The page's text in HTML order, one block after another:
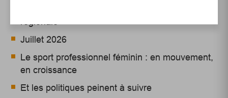
Juillet 2026
Le sport professionnel féminin : en mouvement,
en croissance
Et les politiques peinent à suivre